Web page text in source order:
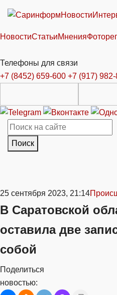
Новости
НовостиСтатьиМнения
Телефоны для связи
+7 (8452) 659-600 +7 (917)
Поиск
25 сентября 2023, 21:14
В Саратовской
оставила две
собой
Поделиться
новостью: